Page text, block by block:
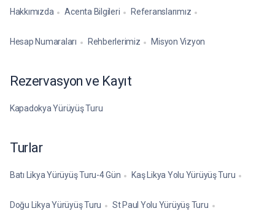
Hakkımızda Acenta Bilgileri Referanslarımız
Hesap Numaraları Rehberlerimiz Misyon Vizyon
Rezervasyon ve Kayıt
Kapadokya Yürüyüş Turu
Turlar
Batı Likya Yürüyüş Turu-4 Gün Kaş Likya Yolu Yürüyüş Turu
Doğu Likya Yürüyüş Turu St Paul Yolu Yürüyüş Turu